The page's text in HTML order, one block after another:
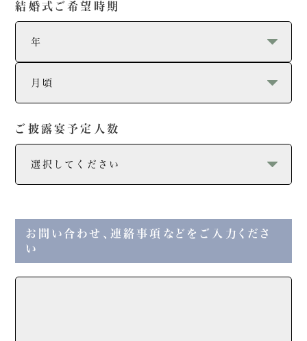
結婚式ご希望時期
ご披露宴予定人数
お問い合わせ、連絡事項などをご入力くださ
い